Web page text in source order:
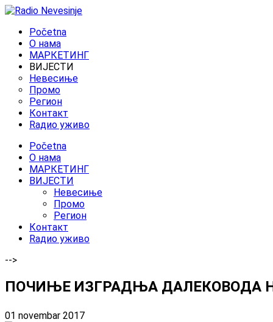
Početna
O нама
МАРКЕТИНГ
ВИЈЕСТИ
Невесиње
Промо
Регион
Контакт
Rадио уживо
Početna
O нама
МАРКЕТИНГ
ВИЈЕСТИ
Невесиње
Промо
Регион
Контакт
Rадио уживо
-->
ПОЧИЊЕ ИЗГРАДЊА ДАЛЕКОВОДА
01 novembar 2017